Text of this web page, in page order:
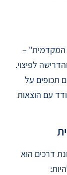
המקדמית" –
לפיצוי.
תכופים על
עם הוצאות
דרכים הוא